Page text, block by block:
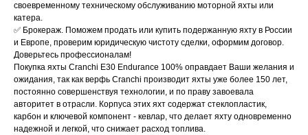
своевременному техническому обслуживанию моторной яхты или
катера.
✅ Брокераж. Поможем продать или купить подержанную яхту в России
и Европе, проверим юридическую чистоту сделки, оформим договор.
Доверьтесь профессионалам!
Покупка яхты Cranchi E30 Endurance 100% оправдает Ваши желания и
ожидания, так как верфь Cranchi производит яхты уже более 150 лет,
постоянно совершенствуя технологии, и по праву завоевала
авторитет в отрасли. Корпуса этих яхт содержат стеклопластик,
карбон и ключевой компонент - кевлар, что делает яхту одновременно
надежной и легкой, что снижает расход топлива.